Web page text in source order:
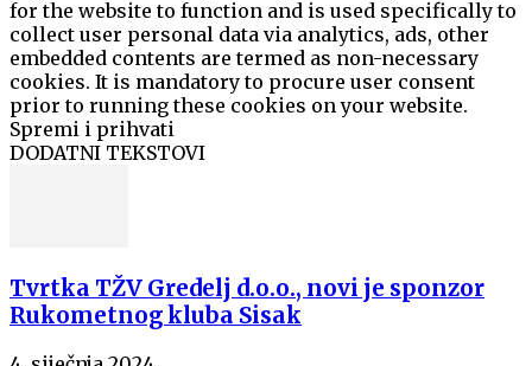
for the website to function and is used specifically to
collect user personal data via analytics, ads, other
embedded contents are termed as non-necessary
cookies. It is mandatory to procure user consent
prior to running these cookies on your website.
Spremi i prihvati
DODATNI TEKSTOVI
Tvrtka TŽV Gredelj d.o.o., novi je sponzor
Rukometnog kluba Sisak